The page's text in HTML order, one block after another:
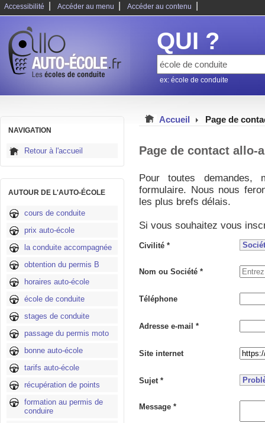
Accessibilité Accéder au menu Accéder au contenu
QUI ?
ex: école de conduite
NAVIGATION
Retour à l'accueil
AUTOUR DE L'AUTO-ÉCOLE
cours de conduite
prix auto-école
la conduite accompagnée
obtention du permis B
horaires auto-école
école de conduite
stages de conduite
passage du permis moto
bonne auto-école
tarifs auto-école
récupération de points
formation au permis de
conduire
Accueil Page de
Page de contact allo-
Pour toutes
formulaire. Nous nous
les plus brefs délais.
Si vous souhaitez vous
Civilité *
Nom ou Société *
Téléphone
Adresse e-mail *
Site internet
Sujet *
Message *